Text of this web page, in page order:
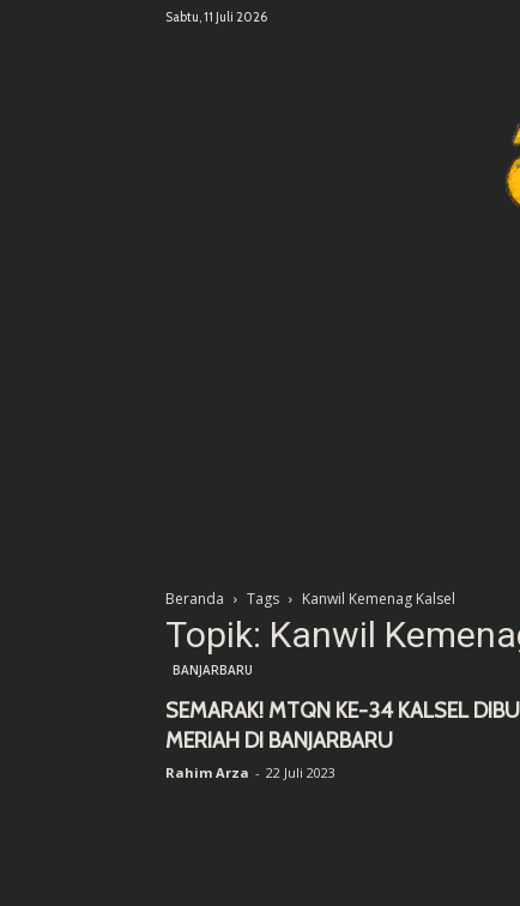
Sabtu, 11 Juli 2026
Beranda Tags Kanwil Kemenag Kalsel
Topik: Kanwil
BANJARBARU
SEMARAK! MTQN KE-34 KALSEL
MERIAH DI BANJARBARU
Rahim Arza - 22 Juli 2023